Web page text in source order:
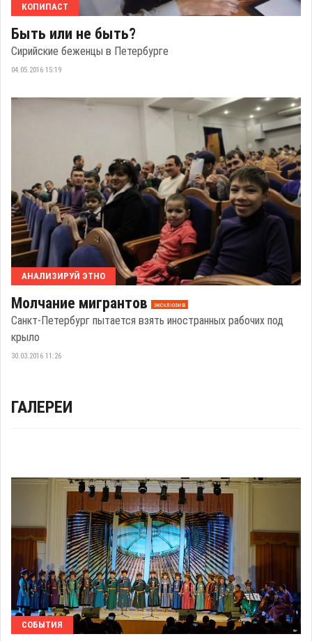
КОПИПАСТ
Быть или не быть?
Сирийские беженцы в Петербурге
04.05.2016 15:19
АНАЛИЗИРУЙ ЭТНО
Молчание мигрантов эксклюзив
Санкт-Петербург пытается взять иностранных рабочих под
крыло
30.03.2016 11:26
ГАЛЕРЕИ
СОБЫТИЯ